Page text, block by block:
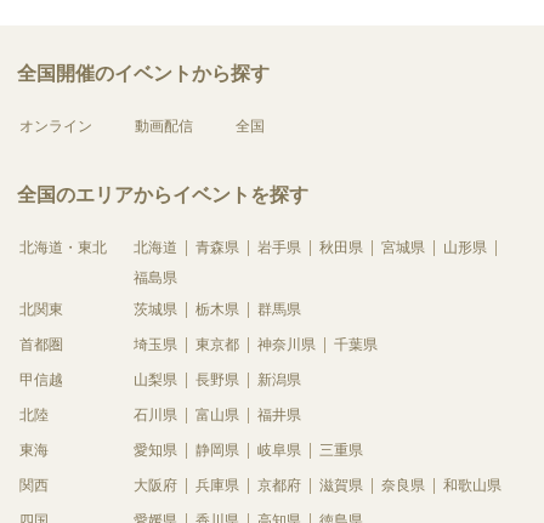
全国開催のイベントから探す
オンライン 動画配信 全国
全国のエリアからイベントを探す
北海道・東北 北海道 青森県 岩手県 秋田県 宮城県
山形県
福島県
北関東
茨城県 栃木県 群馬県
首都圏 埼玉県 東京都 神奈川県 千葉県
甲信越 山梨県 長野県 新潟県
北陸 石川県 富山県 福井県
東海 愛知県 静岡県 岐阜県 三重県
関西 大阪府 兵庫県 京都府 滋賀県 奈良県 和歌山県